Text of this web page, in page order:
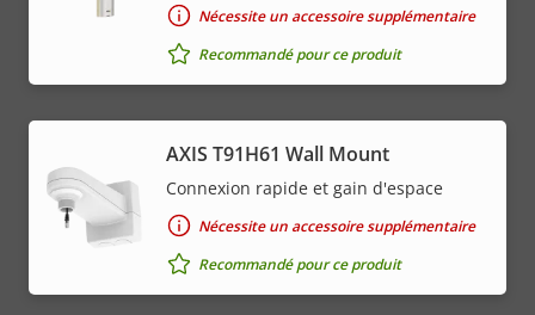
Nécessite un accessoire supplémentaire
Recommandé pour ce produit
AXIS T91H61 Wall Mount
Connexion rapide et gain d'espace
Nécessite un accessoire supplémentaire
Recommandé pour ce produit